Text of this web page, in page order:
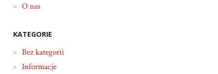
O nas
KATEGORIE
Bez kategorii
Informacje